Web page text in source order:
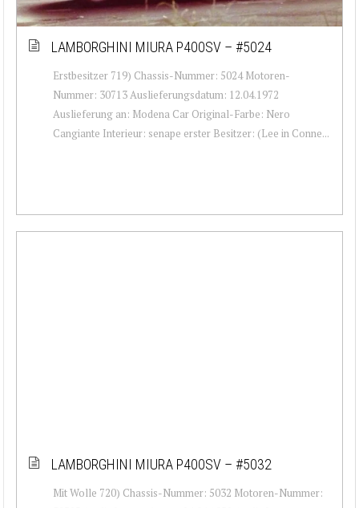
LAMBORGHINI MIURA P400SV – #5024
Erstbesitzer 719) Chassis-Nummer: 5024 Motoren-
Nummer: 30713 Auslieferungsdatum: 12.04.1972
Auslieferung an: Modena Car Original-Farbe: Nero
Cangiante Interieur: senape erster Besitzer: (Lee in Conne...
LAMBORGHINI MIURA P400SV – #5032
Mit Wolle 720) Chassis-Nummer: 5032 Motoren-Nummer: